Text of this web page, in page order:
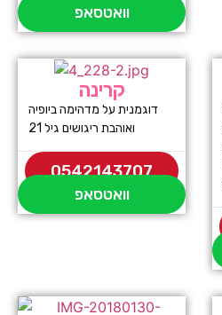
וואטסאפ
קרינה
דוגמנית על מדהימה ביופיה
ואוהבת ריגושים גיל 21
0542143707
וואטסאפ